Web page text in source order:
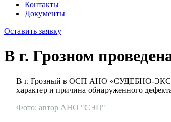
Контакты
Документы
Оставить заявку
В г. Грозном
В г. Грозный в ОСП АНО «СУДЕБНО-
характер и причина обнаруженного
Фото: автор АНО "СЭЦ"